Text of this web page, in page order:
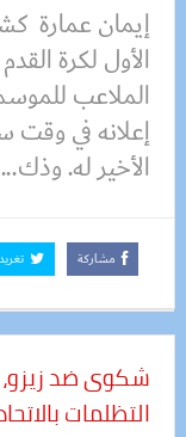
إيمان عمارة
الأول لكرة
الملاعب
إعلانه في
الأخير له. وذك...
مشاركة
شكوى ضد
التظلمات